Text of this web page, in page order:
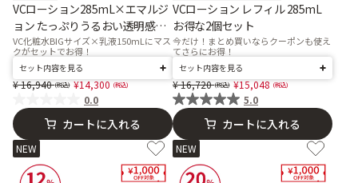
VCローション285mL×エマルジ
ョン たっぷりうるおい透明感セ
ット
VC化粧水BIGサイズ×乳液150mLにマス
クがセットでお得！
セット内容を見る
Price reduced from
16,940to
14,300
0.0
カートに入れる
VCローション レフィル 285mL
お得な2個セット
今だけ！まとめ買いならクーポンも使え
てさらにお得！
セット内容を見る
Price reduced from
16,720to
15,048
5.0
カートに入れる
NEW NEW